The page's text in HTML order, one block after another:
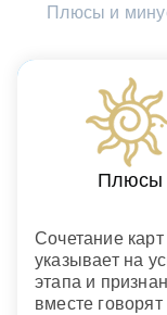
Плюсы и
Плюсы
Сочетание
указывает на
этапа и
вместе